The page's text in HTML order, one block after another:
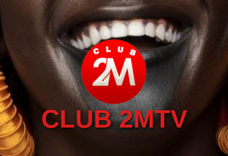
CLUB 2MTV